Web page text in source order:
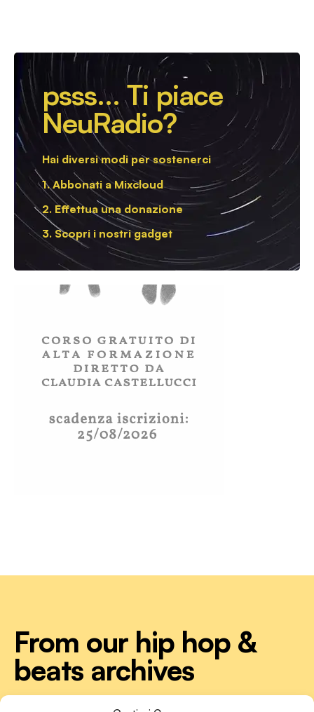
psss...Ti piace
NeuRadio?
Hai diversi modi per sostenerci
1. Abbonati a Mixcloud
2. Effettua una donazione
3. Scopri i nostri gadget
From our hip hop &
beats archives